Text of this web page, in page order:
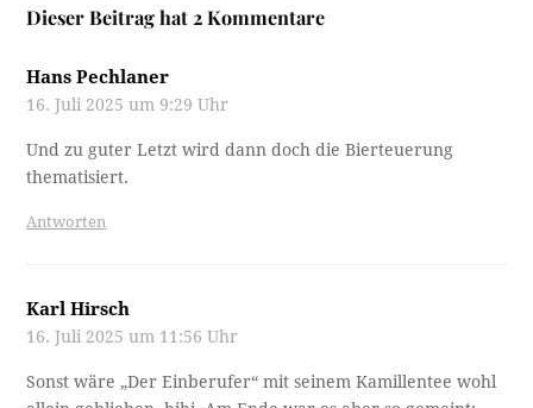
Dieser Beitrag hat 2 Kommentare
Hans Pechlaner
16. Juli 2025 um 9:29 Uhr
Und zu guter Letzt wird dann doch die Bierteuerung
thematisiert.
Antworten
Karl Hirsch
16. Juli 2025 um 11:56 Uhr
Sonst wäre „Der Einberufer“ mit seinem Kamillentee wohl